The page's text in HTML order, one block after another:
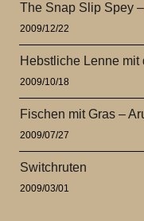
The Snap Slip Spey
2009/12/22
Hebstliche Lenne mit
2009/10/18
Fischen mit Gras –
2009/07/27
Switchruten
2009/03/01